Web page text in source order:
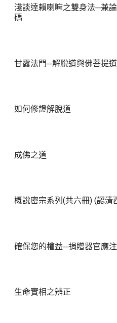
淺談達賴喇嘛之雙身法─兼
碼
甘露法門─解脫道與佛菩提道
如何修證解脫道
成佛之道
概說密宗系列(共六冊) (認清
確保您的權益─捐贈器官應
生命實相之辨正